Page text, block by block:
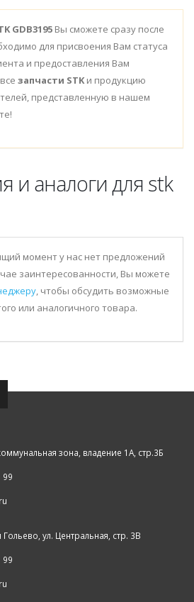
GDB3195 Вы сможете сразу после
для присвоения Вам статуса
и предоставления Вам
запчасти STK и продукцию
представленную в нашем
и аналоги для stk
момент у нас нет предложений
заинтересованности, Вы можете
, чтобы обсудить возможные
или аналогичного товара.
зона, владение 1А, стр.3Б
99
Гольево, ул. Центральная, стр. 3В
99